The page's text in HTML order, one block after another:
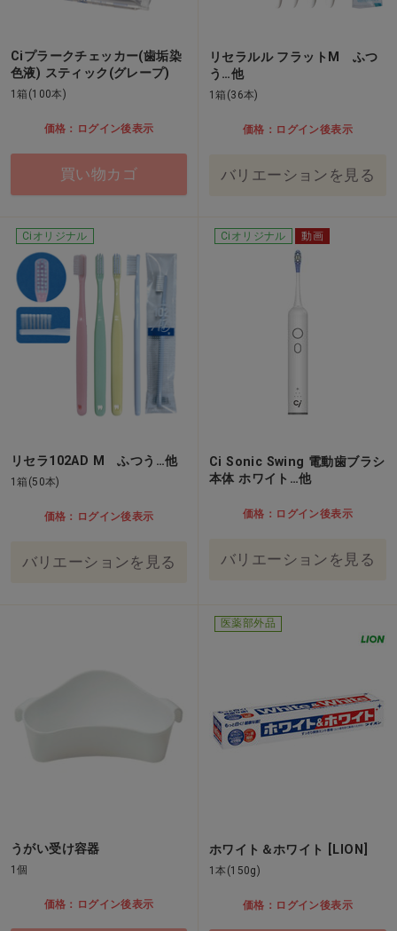
Ciプラークチェッカー(歯垢染
色液) スティック(グレープ)
1箱(100本)
価格：ログイン後表示
買い物カゴ
リセラルル フラットM ふつ
う…他
1箱(36本)
価格：ログイン後表示
バリエーションを見る
Ciオリジナル
リセラ102AD M ふつう…他
1箱(50本)
価格：ログイン後表示
バリエーションを見る
Ciオリジナル 動画
Ci Sonic Swing 電動歯ブラシ
本体 ホワイト…他
価格：ログイン後表示
バリエーションを見る
うがい受け容器
1個
価格：ログイン後表示
医薬部外品
ホワイト＆ホワイト [LION]
1本(150g)
価格：ログイン後表示